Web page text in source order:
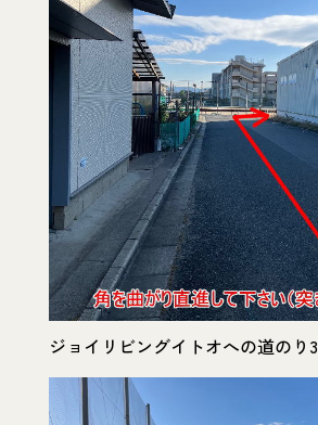
ジョイリビングイトオへの道のり3